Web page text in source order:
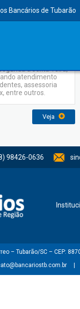
Bancários de Tubarão
dos Bancários de
a sexta-feira,
atendimento
assessoria
entre outros.
Veja
98426-0636
– Tubarão/SC – CEP: